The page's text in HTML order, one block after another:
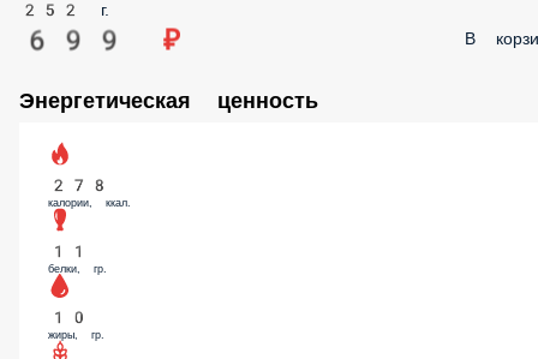
252 г.
699 ₽ В
Энергетическая ценность
278
калории, ккал.
11
белки, гр.
10
жиры, гр.